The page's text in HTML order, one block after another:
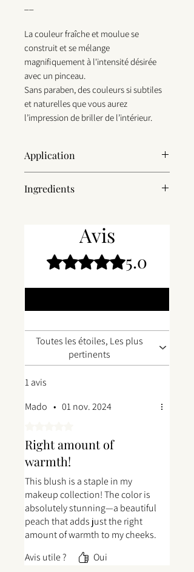
La couleur fraîche et moulue se
construit et se mélange
magnifiquement à l'intensité désirée
avec un pinceau.
Sans paraben, des couleurs si subtiles
et naturelles que vous aurez
l’impression de briller de l’intérieur.
Application
cheeks, gently blending color up
Appliquer avec un pinceau. Balayer sur les
pommes des joues, en mélangeant
doucement la couleur de la pommette
vers la tempe.
Ingredients
Isostearate, Phenoxyethanol
Avis
Noté 5 sur 5. 5.0
Toutes les étoiles, Les plus
pertinents
1 avis
Mado • 01 nov. 2024
Right amount of
warmth!
This blush is a staple in my
makeup collection! The color is
absolutely stunning—a beautiful
peach that adds just the right
amount of warmth to my cheeks.
into my skin and what I can
Avis utile ? Oui